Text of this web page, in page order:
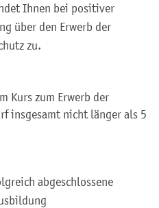
Ihnen bei positiver
über den Erwerb der
zu.
Kurs zum Erwerb der
insgesamt nicht länger als 5
abgeschlossene